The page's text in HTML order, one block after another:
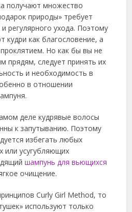
получают множество
природы» требует
регулярного ухода. Поэтому
кудри как благословение, а
Но как бы вы не
прядям, следует принять их
и необходимость в
в отношении
деле кудрявые волосы
к запутыванию. Поэтому
избегать любых
усугубляющих
шампунь для вьющихся
очищение.
Curly Girl Method, то
используют только